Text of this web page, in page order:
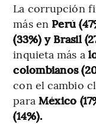
La corrupción
más en Perú
(33%) y Brasil
inquieta más a
colombianos
con el cambio
para México
(14%).